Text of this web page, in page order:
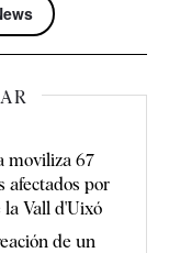
moviliza 67
afectados por
la Vall d'Uixó
de un